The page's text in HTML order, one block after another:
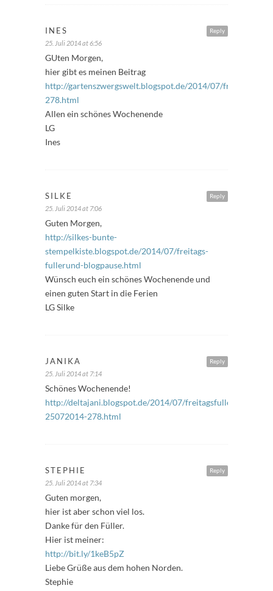
Reply
INES
25. Juli 2014 at 6:56
GUten Morgen,
hier gibt es meinen Beitrag
http://gartenszwergswelt.blogspot.de/2014/07/
278.html
Allen ein schönes Wochenende
LG
Ines
Reply
SILKE
25. Juli 2014 at 7:06
Guten Morgen,
http://silkes-bunte-
stempelkiste.blogspot.de/2014/07/freitags-
fullerund-blogpause.html
Wünsch euch ein schönes Wochenende und
einen guten Start in die Ferien
LG Silke
Reply
JANIKA
25. Juli 2014 at 7:14
Schönes Wochenende!
http://deltajani.blogspot.de/2014/07/freitagsfuller-
25072014-278.html
Reply
STEPHIE
25. Juli 2014 at 7:34
Guten morgen,
hier ist aber schon viel los.
Danke für den Füller.
Hier ist meiner:
http://bit.ly/1keB5pZ
Liebe Grüße aus dem hohen Norden.
Stephie